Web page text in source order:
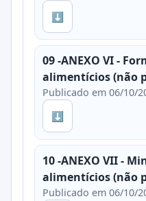
⬇
09 -ANEXO VI -
alimentícios (não
Publicado em 06/10/
⬇
10 -ANEXO VII -
alimentícios (não
Publicado em 06/10/